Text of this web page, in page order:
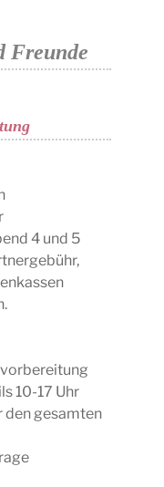
Freunde
4 und 5
10-17 Uhr
den gesamten